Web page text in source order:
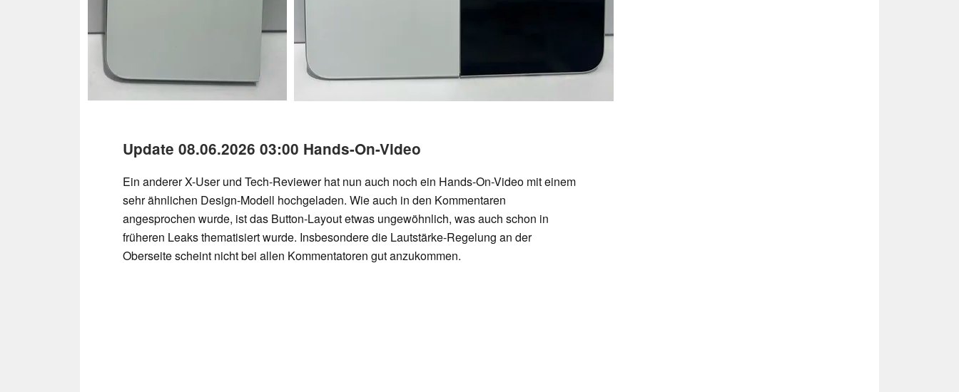
Update 08.06.2026 03:00 Hands-On-Video
Ein anderer X-User und Tech-Reviewer hat nun auch noch ein Hands-On-Video mit einem
sehr ähnlichen Design-Modell hochgeladen. Wie auch in den Kommentaren
angesprochen wurde, ist das Button-Layout etwas ungewöhnlich, was auch schon in
früheren Leaks thematisiert wurde. Insbesondere die Lautstärke-Regelung an der
Oberseite scheint nicht bei allen Kommentatoren gut anzukommen.